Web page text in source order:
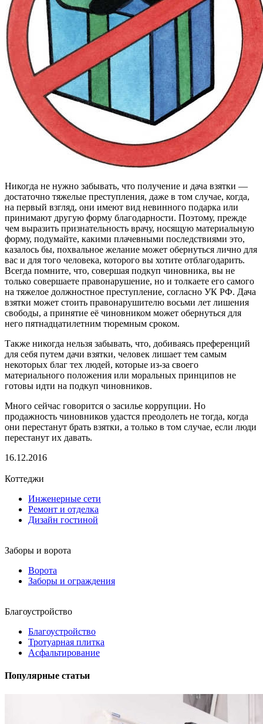
Никогда не нужно забывать, что получение и дача взятки —
достаточно тяжелые преступления, даже в том случае, когда,
на первый взгляд, они имеют вид невинного подарка или
принимают другую форму благодарности. Поэтому, прежде
чем выразить признательность врачу, носящую материальную
форму, подумайте, какими плачевными последствиями это,
казалось бы, похвальное желание может обернуться лично для
вас и для того человека, которого вы хотите отблагодарить.
Всегда помните, что, совершая подкуп чиновника, вы не
только совершаете правонарушение, но и толкаете его самого
на тяжелое должностное преступление, согласно УК РФ. Дача
взятки может стоить правонарушителю восьми лет лишения
свободы, а принятие её чиновником может обернуться для
него пятнадцатилетним тюремным сроком.
Также никогда нельзя забывать, что, добиваясь преференций
для себя путем дачи взятки, человек лишает тем самым
некоторых благ тех людей, которые из-за своего
материального положения или моральных принципов не
готовы идти на подкуп чиновников.
Много сейчас говорится о засилье коррупции. Но
продажность чиновников удастся преодолеть не тогда, когда
они перестанут брать взятки, а только в том случае, если люди
перестанут их давать.
16.12.2016
Коттеджи
Инженерные сети
Ремонт и отделка
Дизайн гостиной
Заборы и ворота
Ворота
Заборы и ограждения
Благоустройство
Благоустройство
Тротуарная плитка
Асфальтирование
Популярные статьи